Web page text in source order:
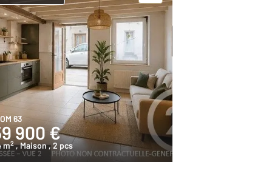
63
900 €
m2 , Maison, 2 pcs